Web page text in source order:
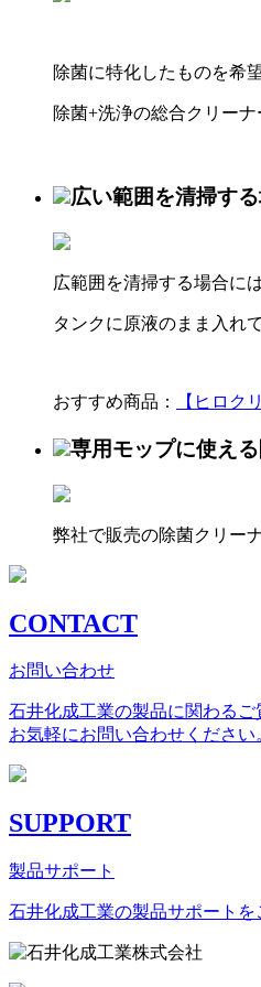
除菌に特化したものを希
除菌+洗浄の総合クリーナ
広い範囲を清掃す
広範囲を清掃する場合に
タンクに原液のまま入れ
おすすめ商品： 【ヒロク
専用モップに使え
弊社で販売の除菌クリー
CONTACT
お問い合わせ
石井化成工業の製品に関わるご
お気軽にお問い合わせください
SUPPORT
製品サポート
石井化成工業の製品サポートを